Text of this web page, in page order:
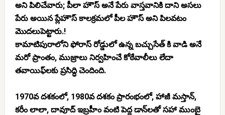
అని పిలిచేవారు; పీలా హౌస్ అనే పేరు వాస్తవానికి దాని అసలు
పేరు అయిన ప్లేహౌస్ కాలక్రమలో పీల హౌస్ అని పిలవటం
మొదలుపెట్టారు.!
కామాటిపురాలోని ఫోరాస్ రోడ్డులో ఉన్న బచ్చుసేత్ కి వాడి అనే
మరో ప్రాంతం, ముజ్రాలు నిర్వహించే కోఠేవాలీలు లేదా
తవాయిఫ్‌లకు ప్రసిద్ధి చెందింది.
1970వ దశకంలో, 1980వ దశకం ప్రారంభంలో, హాజీ మస్తాన్,
కరీం లాలా, దావూద్ ఇబ్రహీం వంటి పెద్ద డాన్‌లతో సహా ముంబై